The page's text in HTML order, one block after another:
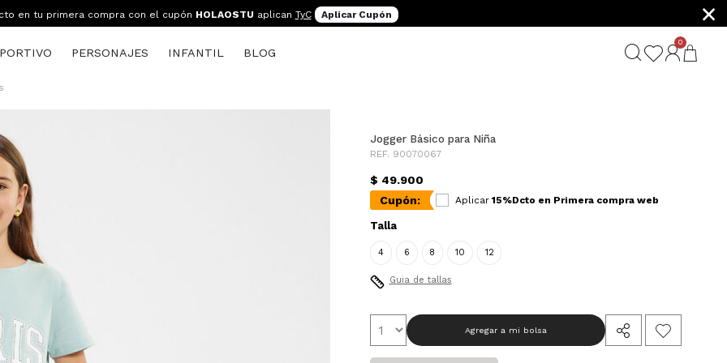
en tu primera compra con el cupón HOLAOSTU aplican TyC Aplicar Cupón ×
PERSONAJES INFANTIL BLOG
0
Jogger Básico para Niña
REF. 90070067
$ 49.900
Cupón:
Aplicar 15%Dcto en Primera compra web
Talla
4 6 8 10 12
Guia de tallas
Agregar a mi bolsa